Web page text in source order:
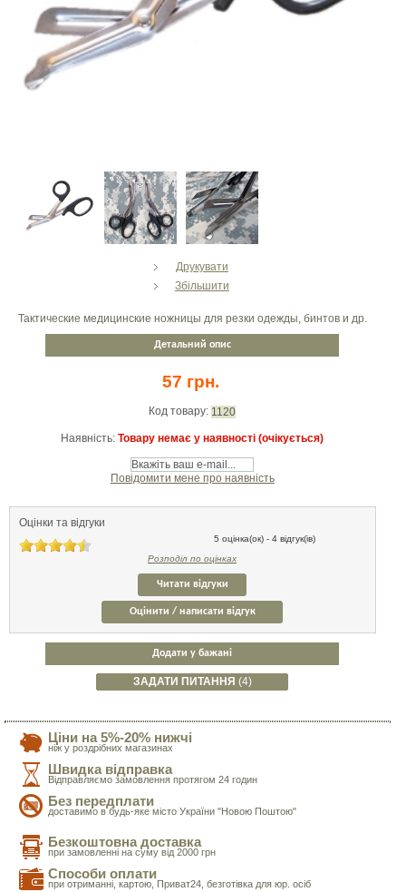
Друкувати
Збільшити
Тактические медицинские ножницы для резки одежды, бинтов и др.
Детальний опис
57 грн.
Код товару: 1120
Наявність: Товару немає у наявності (очікується)
Повідомити мене про наявність
Оцінки та відгуки
5 оцінка(ок) - 4 відгук(ів)
Розподіл по оцінках
Читати відгуки
Оцінити / написати відгук
Додати у бажані
ЗАДАТИ ПИТАННЯ (4)
Ціни на 5%-20% нижчі
ніж у роздрібних магазинах
Швидка відправка
Відправляємо замовлення протягом 24 годин
Без передплати
доставимо в будь-яке місто України "Новою Поштою"
Безкоштовна доставка
при замовленні на суму від 2000 грн
Способи оплати
при отриманні, картою, Приват24, безготівка для юр. осіб